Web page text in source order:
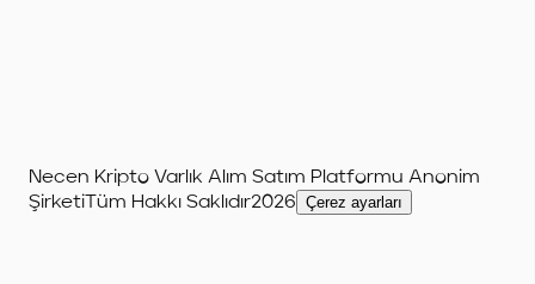
Necen Kripto Varlık Alım Satım Platformu Anonim
Şirketi Tüm Hakkı Saklıdır2026 Çerez ayarları